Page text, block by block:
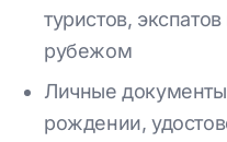
туристов,
рубежом
Личные документы
рождении,